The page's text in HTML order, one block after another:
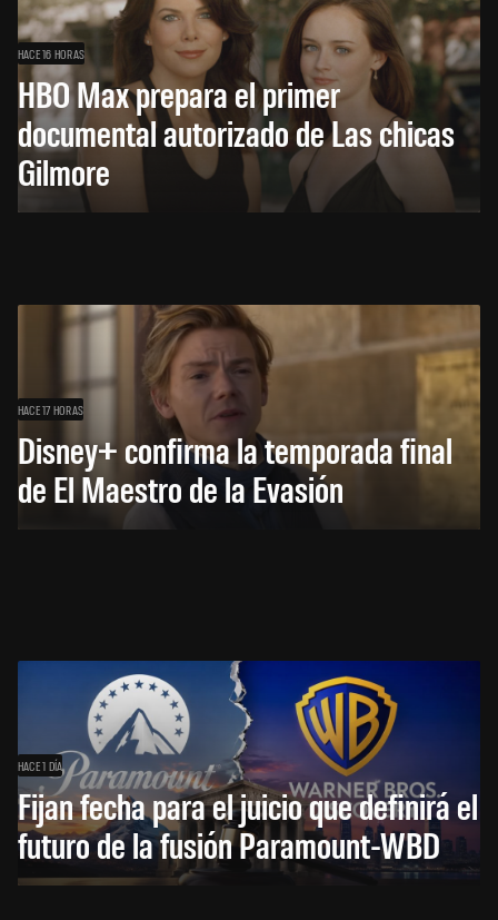
HACE 16 HORAS
HBO Max prepara el primer
documental autorizado de Las chicas
Gilmore
HACE 17 HORAS
Disney+ confirma la temporada final
de El Maestro de la Evasión
HACE 1 DÍA
Fijan fecha para el juicio que definirá el
futuro de la fusión Paramount-WBD